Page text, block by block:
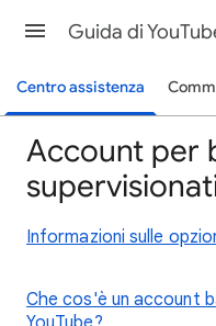
Guida di
Centro assistenza
Account per
Informazioni sulle
Che cos'è un account